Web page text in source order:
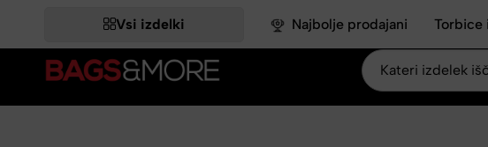
IZKORISTI >>
IZKORISTI >>
IZKORISTI >>
IZKORISTI >>
IZKORISTI >>
Vsi izdelki Najbolje prodajani Torbice